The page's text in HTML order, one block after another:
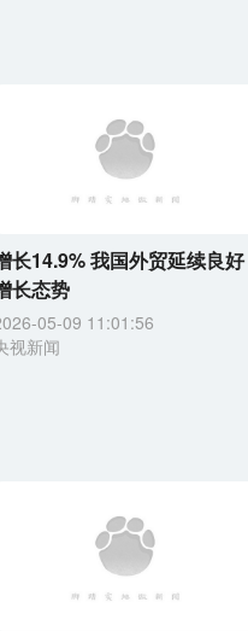
长14.9% 我国外贸延续良好
长态势
05-09 11:01:56
视新闻